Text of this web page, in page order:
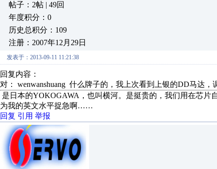
帖子：2帖 | 49回
年度积分：0
历史总积分：109
注册：2007年12月29日
发表于：2013-09-11 11:21:38
回复内容：
对： wenwanshuang 什么牌子的，我上次看到上银的DD马达，
是日本的YOKOGAWA，也叫横河。是挺贵的，我们用在芯
为我的英文水平捉急啊……
回复 引用 举报